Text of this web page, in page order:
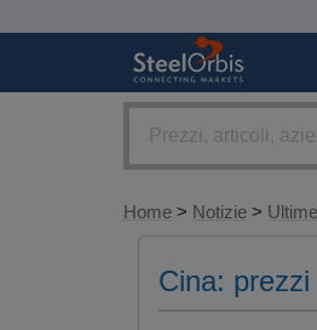
Home > Notizie >
Cina: